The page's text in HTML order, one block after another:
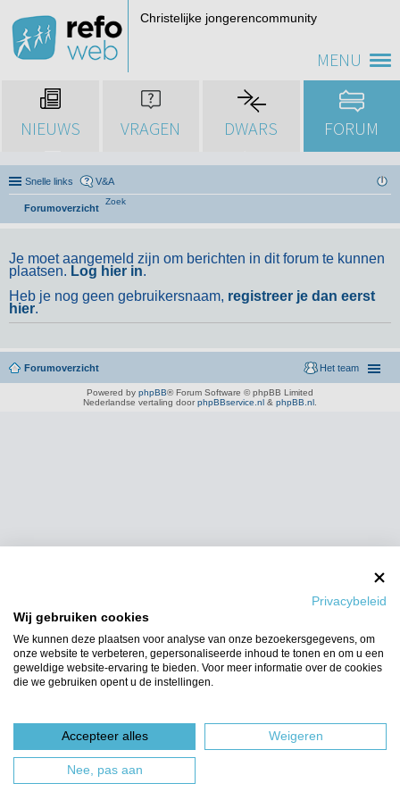
MENU
Christelijke jongerencommunity
NIEUWS VRAGEN DWARS FORUM
Snelle links V&A
Forumoverzicht
Zoek
Je moet aangemeld zijn om berichten in dit forum te kunnen
plaatsen. Log hier in.
Heb je nog geen gebruikersnaam, registreer je dan eerst
hier.
Forumoverzicht Het team
Powered by phpBB® Forum Software © phpBB Limited
Nederlandse vertaling door phpBBservice.nl & phpBB.nl
Privacybeleid
Wij gebruiken cookies
We kunnen deze plaatsen voor analyse van onze bezoekersgegevens, om
onze website te verbeteren, gepersonaliseerde inhoud te tonen en om u een
geweldige website-ervaring te bieden. Voor meer informatie over de cookies
die we gebruiken opent u de instellingen.
Accepteer alles Weigeren
Nee, pas aan